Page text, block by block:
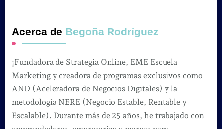
Acerca de Begoña Rodríguez
¡Fundadora de Strategia Online, EME Escuela
Marketing y creadora de programas exclusivos como
AND (Aceleradora de Negocios Digitales) y la
metodología NERE (Negocio Estable, Rentable y
Escalable). Durante más de 25 años, he trabajado con